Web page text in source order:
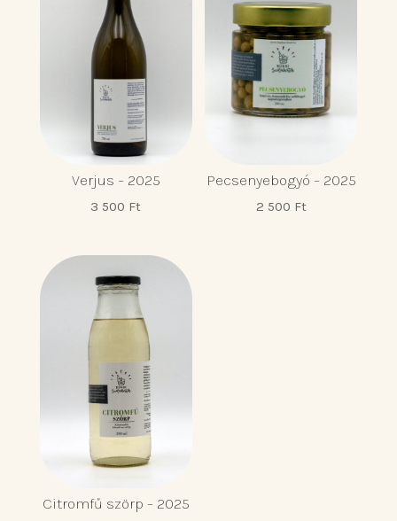
Verjus – 2025
3 500 Ft
Pecsenyebogyó – 2025
2 500 Ft
Citromfű szörp – 2025